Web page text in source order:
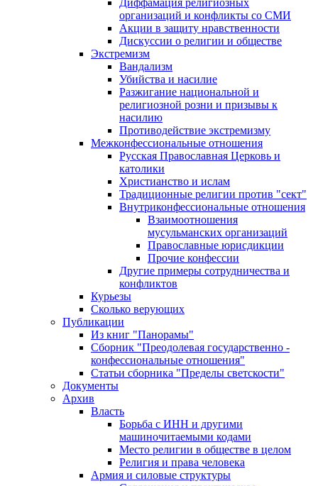
Диффамация религиозных
организаций и конфликты со СМИ
Акции в защиту нравственности
Дискуссии о религии и обществе
Экстремизм
Вандализм
Убийства и насилие
Разжигание национальной и
религиозной розни и призывы к
насилию
Противодействие экстремизму
Межконфессиональные отношения
Русская Православная Церковь и
католики
Христианство и ислам
Традиционные религии против "сект"
Внутриконфессиональные отношения
Взаимоотношения
мусульманских организаций
Православные юрисдикции
Прочие конфессии
Другие примеры сотрудничества и
конфликтов
Курьезы
Сколько верующих
Публикации
Из книг "Панорамы"
Сборник "Преодолевая государственно -
конфессиональные отношения"
Статьи сборника "Пределы светскости"
Документы
Архив
Власть
Борьба с ИНН и другими
машиночитаемыми кодами
Место религии в обществе в целом
Религия и права человека
Армия и силовые структуры